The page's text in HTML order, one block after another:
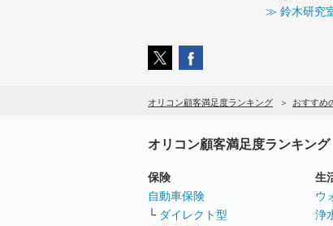
≫ 鈴木研究
オリコン顧客満足度ランキング おすすめ
オリコン顧客満足度ランキング
保険
自動車保険
└ ダイレクト型
生
ウ
浄